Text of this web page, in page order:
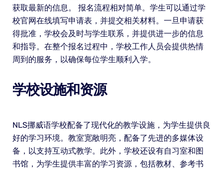
获取最新的信息。 报名流程相对简单。学生可以通过学
校官网在线填写申请表，并提交相关材料。一旦申请获
得批准，学校会及时与学生联系，并提供进一步的信息
和指导。在整个报名过程中，学校工作人员会提供热情
周到的服务，以确保每位学生顺利入学。
学校设施和资源
NLS挪威语学校配备了现代化的教学设施，为学生提供良
好的学习环境。教室宽敞明亮，配备了先进的多媒体设
备，以支持互动式教学。此外，学校还设有自习室和图
书馆，为学生提供丰富的学习资源，包括教材、参考书